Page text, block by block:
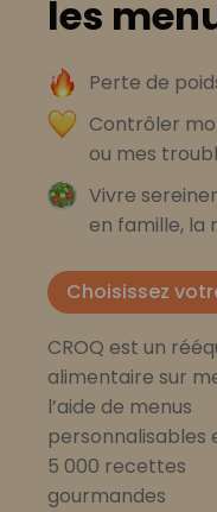
les
Perte de
Contrôler
ou mes
Vivre
en famille, la
Choisissez
CROQ est un
alimentaire sur
l’aide de menus
personnalisables
5 000 recettes
gourmandes